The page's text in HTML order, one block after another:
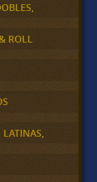
ROLL